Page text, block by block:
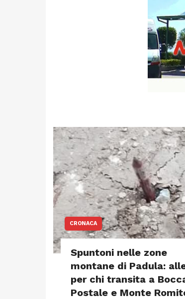
CRONACA
Spuntoni nelle zone
montane di Padula:
per chi transita a
Postale e Monte